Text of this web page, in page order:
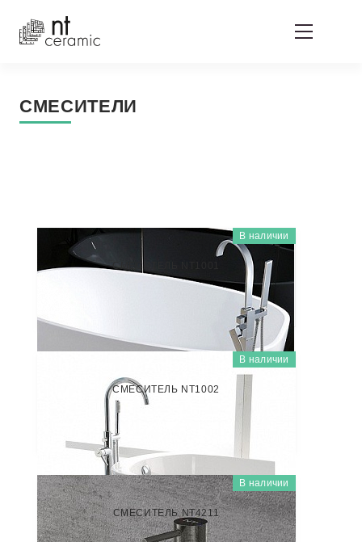
СМЕСИТЕЛИ
В наличии
NT1001
СМЕСИТЕЛЬ NT1001
В наличии
СМЕСИТЕЛЬ NT1002
44 000
В наличии
NT4211
СМЕСИТЕЛЬ NT4211